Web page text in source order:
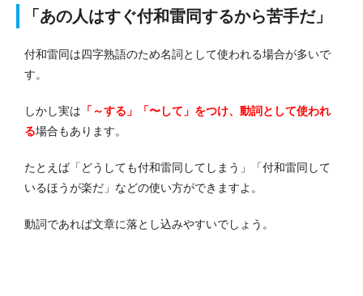
「あの人はすぐ付和雷同するから苦手だ」
付和雷同は四字熟語のため名詞として使われる場合が多いで
す。
しかし実は 「～する」「〜して」をつけ、動詞として使われ
る場合もあります。
たとえば「どうしても付和雷同してしまう」「付和雷同して
いるほうが楽だ」などの使い方ができますよ。
動詞であれば文章に落とし込みやすいでしょう。